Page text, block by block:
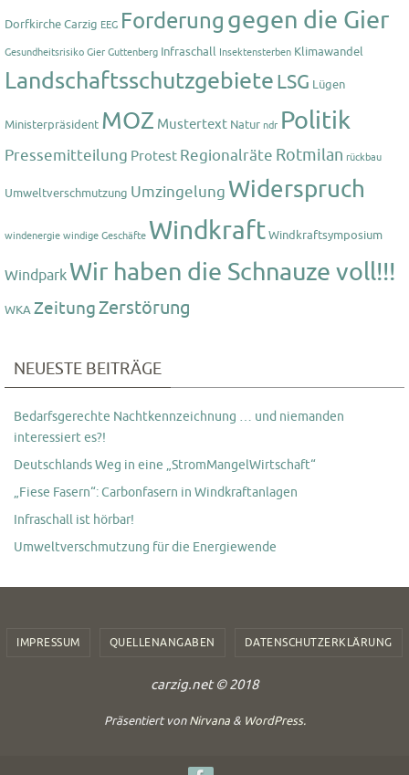
Dorfkirche Carzig EEG Forderung gegen die Gier
Gesundheitsrisiko Gier Guttenberg Infraschall Insektensterben Klimawandel
LandschaftsschutzgebieteLSG Lügen
Ministerpräsident MOZ Mustertext Natur ndr Politik
Pressemitteilung Protest Regionalräte Rotmilan rückbau
Umweltverschmutzung UmzingelungWiderspruch
windenergie windige Geschäfte WindkraftWindkraftsymposium
WindparkWir haben die Schnauze voll!!!
WKAZeitungZerstörung
NEUESTE BEITRÄGE
Bedarfsgerechte Nachtkennzeichnung … und niemanden
interessiert es?!
Deutschlands Weg in eine „StromMangelWirtschaft“
„Fiese Fasern“: Carbonfasern in Windkraftanlagen
Infraschall ist hörbar!
Umweltverschmutzung für die Energiewende
IMPRESSUM QUELLENANGABEN DATENSCHUTZERKLÄRUNG
carzig.net © 2018
Präsentiert vonNirvana& WordPress.